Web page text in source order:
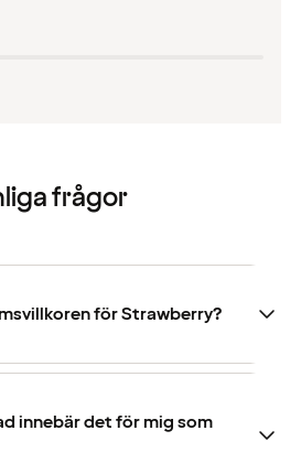
frågor
för Strawberry?
innebär det för mig som